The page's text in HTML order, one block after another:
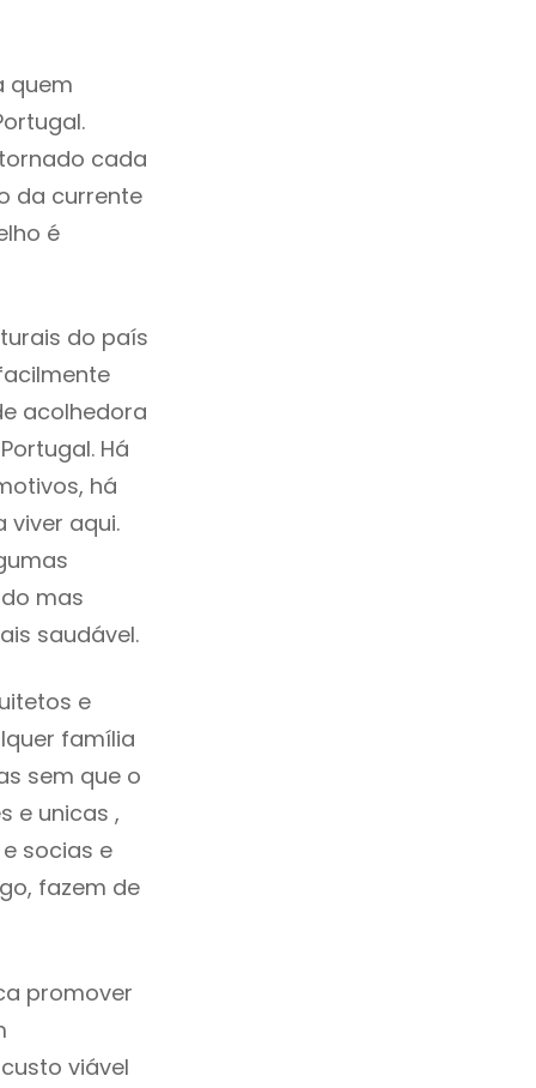
quem
cada
da currente
é
do país
acolhedora
Há
há
aqui.
mas
saudável.
e
família
sem que o
e unicas ,
socias e
fazem de
promover
viável